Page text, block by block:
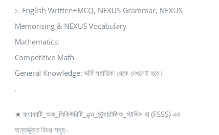
১. English Written+MCQ, NEXUS Grammar, NEXUS
Memorising & NEXUS Vocabulary
Mathematics:
Competitive Math
General Knowledge: ভর্তি সহায়িকা থেকে দেখলেই হবে।
.
★ ফ্যাকাল্টি_অফ_সিকিউরিটি_এন্ড_স্ট্র্যাটেজিক_স্টাডিস বা (FSSS) এর
অন্তর্ভুক্ত বিষয় সমূহ–